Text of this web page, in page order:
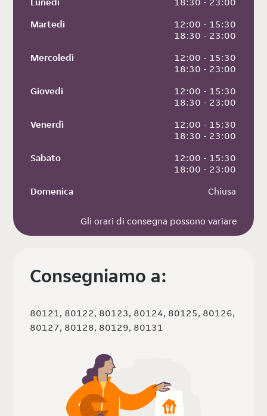
Martedì
12:00 - 15:30
18:30 - 23:00
Mercoledì
12:00 - 15:30
18:30 - 23:00
Giovedì
12:00 - 15:30
18:30 - 23:00
Venerdì
12:00 - 15:30
18:30 - 23:00
Sabato
12:00 - 15:30
18:00 - 23:00
Domenica
Chiusa
Gli orari di consegna possono variare
Consegniamo a:
80121, 80122, 80123, 80124, 80125, 80126,
80127, 80128, 80129, 80131